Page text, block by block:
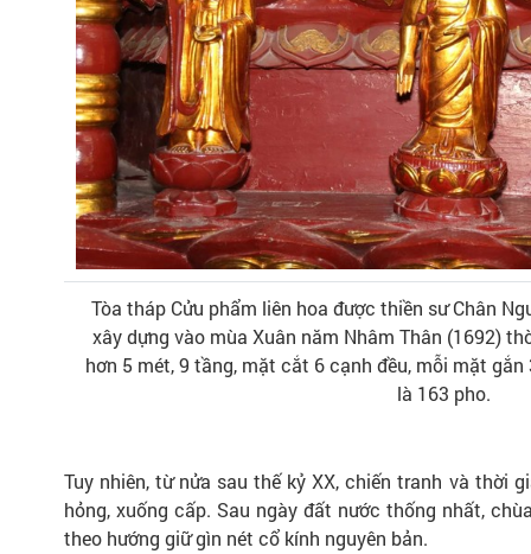
Tòa tháp Cửu phẩm liên hoa được thiền sư Chân
xây dựng vào mùa Xuân năm Nhâm Thân (1692)
hơn 5 mét, 9 tầng, mặt cắt 6 cạnh đều, mỗi mặt
là 163 pho.
Tuy nhiên, từ nửa sau thế kỷ XX, chiến tranh và thời
hỏng, xuống cấp. Sau ngày đất nước thống nhất,
theo hướng giữ gìn nét cổ kính nguyên bản.